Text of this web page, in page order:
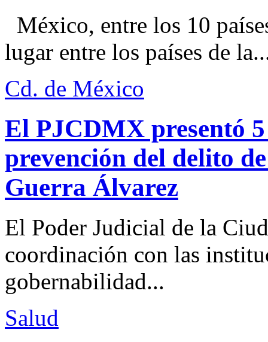
México, entre los 10
lugar entre los países de
Cd. de México
El PJCDMX presentó
prevención del delito
Guerra Álvarez
El Poder Judicial de la
coordinación con las
gobernabilidad...
Salud